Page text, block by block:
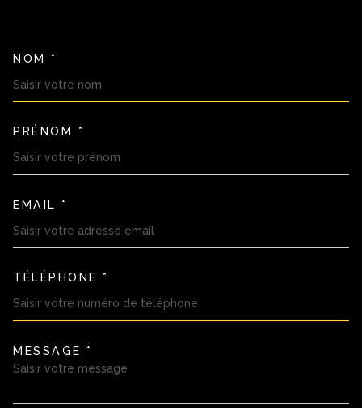
NOM *
PRÉNOM *
EMAIL *
TÉLÉPHONE *
MESSAGE *